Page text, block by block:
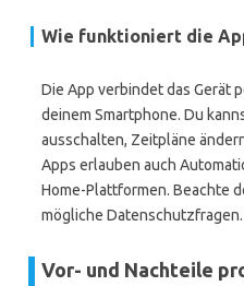
Wie funktioniert die
Die App verbindet das Gerät
deinem Smartphone. Du
ausschalten, Zeitpläne
Apps erlauben auch
Home-Plattformen. Beachte
mögliche Datenschutzfragen.
Vor- und Nachteile